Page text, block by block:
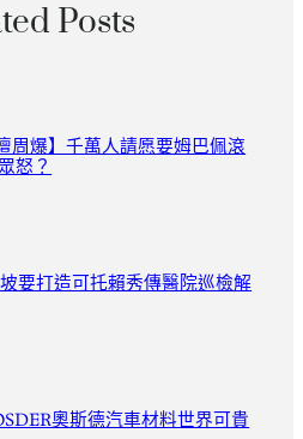
Posts
周爆】千萬人請愿要姆巴佩滾
怒？
要打造可托賴秀傳醫院巡檢解
奧斯德汽車材料世界可貴